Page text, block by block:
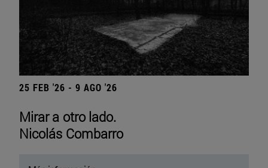
25 FEB '26 - 9 AGO '26
Mirar a otro lado.
Nicolás Combarro